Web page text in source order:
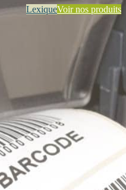
LexiqueVoir nos produits